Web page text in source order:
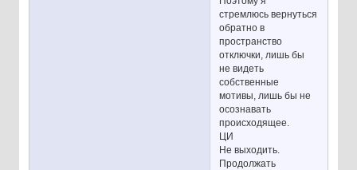
стремлюсь вернуться
обратно в
пространство
отключки, лишь бы
не видеть
собственные
мотивы, лишь бы не
осознавать
происходящее.
ЦИ
Не выходить.
Продолжать